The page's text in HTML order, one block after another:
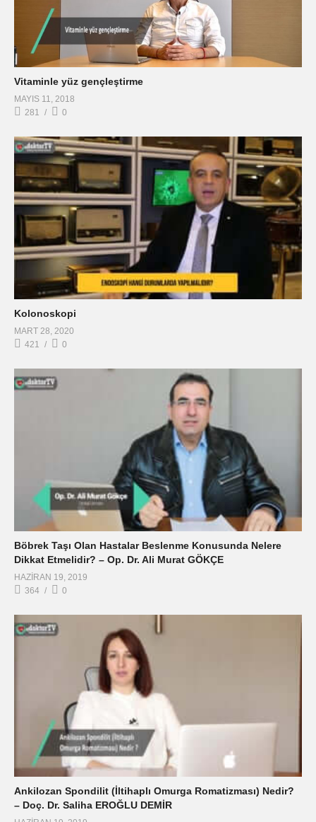
Vitaminle yüz gençleştirme
MAYIS 11, 2018
281
0
Kolonoskopi
MART 28, 2020
421
0
Böbrek Taşı Olan Hastalar Beslenme Konusunda Nelere
Dikkat Etmelidir? – Op. Dr. Ali Murat GÖKÇE
HAZIRAN 19, 2019
364
0
Ankilozan Spondilit (İltihaplı Omurga Romatizması) Nedir?
– Doç. Dr. Saliha EROĞLU DEMİR